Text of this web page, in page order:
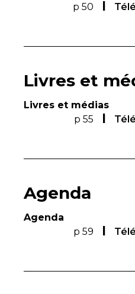
p 50
Livres et
Livres et médias
p 55
Agenda
Agenda
p 59